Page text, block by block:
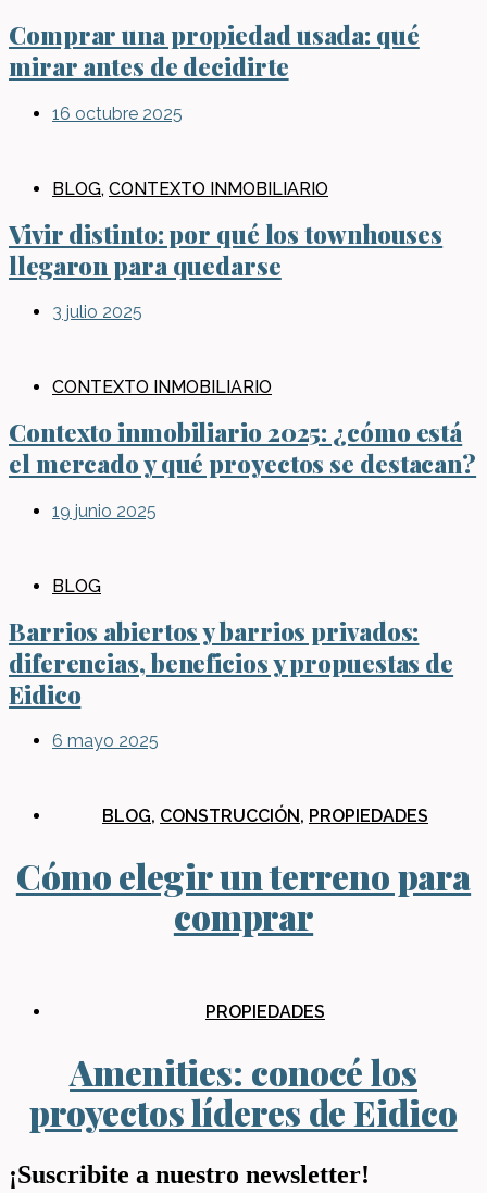
Comprar una propiedad usada: qué
mirar antes de decidirte
16 octubre 2025
BLOG, CONTEXTO INMOBILIARIO
Vivir distinto: por qué los townhouses
llegaron para quedarse
3 julio 2025
CONTEXTO INMOBILIARIO
Contexto inmobiliario 2025: ¿cómo está
el mercado y qué proyectos se destacan?
19 junio 2025
BLOG
Barrios abiertos y barrios privados:
diferencias, beneficios y propuestas de
Eidico
6 mayo 2025
BLOG, CONSTRUCCIÓN , PROPIEDADES
Cómo elegir un terreno para
comprar
PROPIEDADES
Amenities: conocé los
proyectos líderes de Eidico
¡Suscribite a nuestro newsletter!